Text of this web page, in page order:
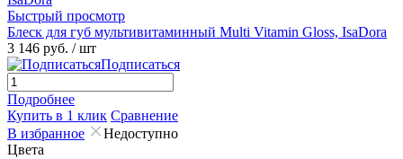
Быстрый просмотр
Блеск для губ мультивитаминный Multi Vitamin Gloss, IsaDora
3 146 руб. / шт
Подписаться
Подробнее
Купить в 1 клик Сравнение
В избранное
Недоступно
Цвета